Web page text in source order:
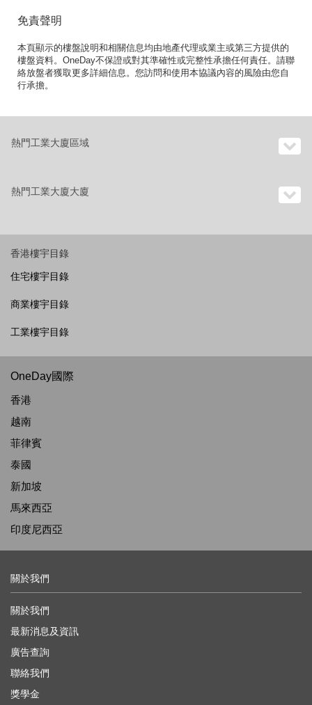
免責聲明
本頁顯示的樓盤說明和相關信息均由地產代理或業主或第三方提供的
樓盤資料。OneDay不保證或對其準確性或完整性承擔任何責任。請聯
絡放盤者獲取更多詳細信息。您訪問和使用本協議內容的風險由您自
行承擔。
熱門工業大廈區域
熱門工業大廈大廈
香港樓宇目錄
住宅樓宇目錄
商業樓宇目錄
工業樓宇目錄
OneDay國際
香港
越南
菲律賓
泰國
新加坡
馬來西亞
印度尼西亞
關於我們
關於我們
最新消息及資訊
廣告查詢
聯絡我們
獎學金